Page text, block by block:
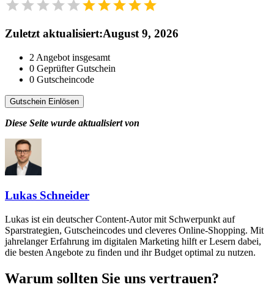
Zuletzt aktualisiert:August 9, 2026
2 Angebot insgesamt
0 Geprüfter Gutschein
0 Gutscheincode
Gutschein Einlösen
Diese Seite wurde aktualisiert von
Lukas Schneider
Lukas ist ein deutscher Content-Autor mit Schwerpunkt auf
Sparstrategien, Gutscheincodes und cleveres Online-Shopping. Mit
jahrelanger Erfahrung im digitalen Marketing hilft er Lesern dabei,
die besten Angebote zu finden und ihr Budget optimal zu nutzen.
Warum sollten Sie uns vertrauen?